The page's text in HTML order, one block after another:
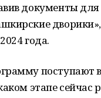
документы
года.
поступают
этапе сейчас